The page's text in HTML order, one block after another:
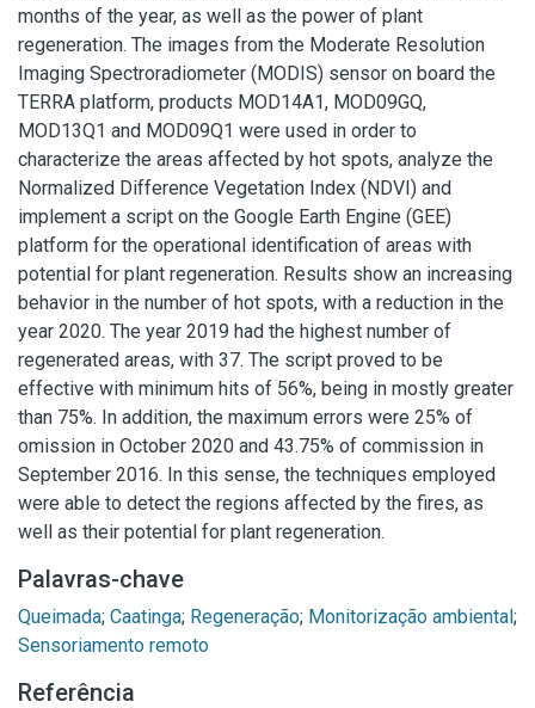
months of the year, as well as the power of plant
regeneration. The images from the Moderate Resolution
Imaging Spectroradiometer (MODIS) sensor on board the
TERRA platform, products MOD14A1, MOD09GQ,
MOD13Q1 and MOD09Q1 were used in order to
characterize the areas affected by hot spots, analyze the
Normalized Difference Vegetation Index (NDVI) and
implement a script on the Google Earth Engine (GEE)
platform for the operational identification of areas with
potential for plant regeneration. Results show an increasing
behavior in the number of hot spots, with a reduction in the
year 2020. The year 2019 had the highest number of
regenerated areas, with 37. The script proved to be
effective with minimum hits of 56%, being in mostly greater
than 75%. In addition, the maximum errors were 25% of
omission in October 2020 and 43.75% of commission in
September 2016. In this sense, the techniques employed
were able to detect the regions affected by the fires, as
well as their potential for plant regeneration.
Palavras-chave
Queimada; Caatinga; Regeneração; Monitorização ambiental;
Sensoriamento remoto
Referência